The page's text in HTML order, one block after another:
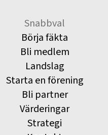
Snabbval
Börja fäkta
Bli medlem
Landslag
Starta en förening
Bli partner
Värderingar
Strategi